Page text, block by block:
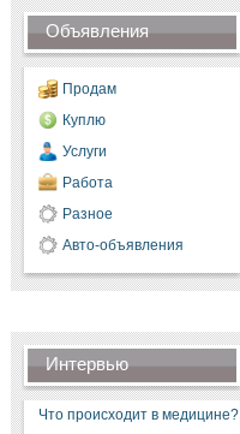
Объявления
Продам
Куплю
Услуги
Работа
Разное
Авто-объявления
Интервью
Что происходит в медицине?